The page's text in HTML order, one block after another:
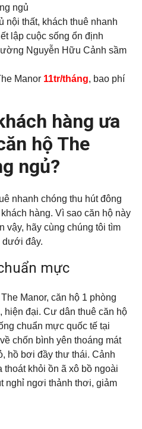
ngủ
nội thất, khách thuê nhanh
lập cuộc sống ổn định
Nguyễn Hữu Cảnh sầm
Manor 11tr/tháng, bao phí
hàng ưa
hộ The
ngủ?
nhanh chóng thu hút đông
hàng. Vì sao căn hộ này
vậy, hãy cùng chúng tôi tìm
dưới đây.
mực
Manor, căn hộ 1 phòng
hiện đại. Cư dân thuê căn hộ
chuẩn mực quốc tế tại
chốn bình yên thoáng mát
hồ bơi đầy thư thái. Cảnh
khỏi ồn ã xô bồ ngoài
nghỉ ngơi thảnh thơi, giảm